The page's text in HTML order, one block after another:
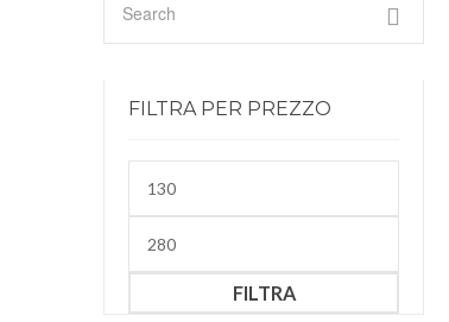
FILTRA PER PREZZO
Min
Max
FILTRA